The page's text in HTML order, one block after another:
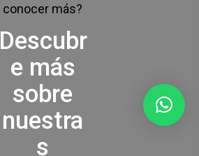
conocer más?
Descubr
e más
sobre
nuestra
s